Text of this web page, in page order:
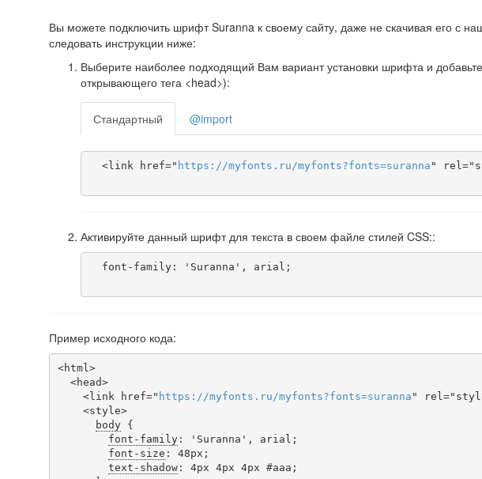
Вы можете подключить шрифт Suranna к своему сайту, даже не скачивая его с
следовать инструкции ниже:
Выберите наиболее подходящий Вам вариант установки шрифта и добавьте
открывающего тега <head>):
Стандартный @import
  <link href="
https ://myfonts . ru/myfonts?fonts=suranna "
Активируйте данный шрифт для текста в своем файле стилей CSS::
Пример исходного кода:
<html>
    <link href="
https ://myfonts . ru/myfonts?fonts=suranna "
body {
font-family: 'Suranna', arial;
font-size : 48px;
text-shadow: 4px 4px 4px #aaa;